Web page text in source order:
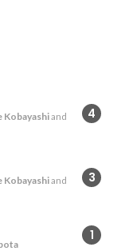
4
Kobayashiand
3
Kobayashiand
1